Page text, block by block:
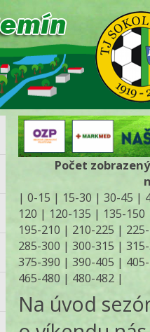
Počet
| 0-15 | 15-30 | 30-45 |
120 | 120-135 | 135-150
195-210 | 210-225 |
285-300 | 300-315 |
375-390 | 390-405 |
465-480 | 480-482|
Na úvod